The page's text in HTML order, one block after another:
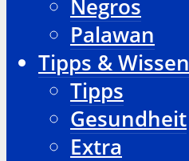
Negros
Palawan
Tipps & Wissen
Tipps
Gesundheit
Extra